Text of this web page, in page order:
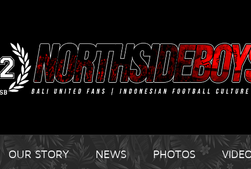
OUR STORY NEWS PHOTOS